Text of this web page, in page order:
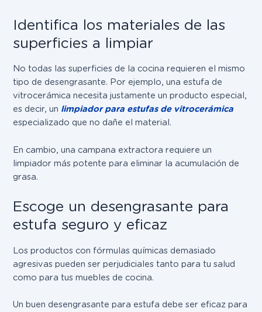
Identifica los materiales de las
superficies a limpiar
No todas las superficies de la cocina requieren el mismo
tipo de desengrasante. Por ejemplo, una estufa de
vitrocerámica necesita justamente un producto especial,
es decir, un limpiador para estufas de vitrocerámica
especializado que no dañe el material.
En cambio, una campana extractora requiere un
limpiador más potente para eliminar la acumulación de
grasa.
Escoge un desengrasante para
estufa seguro y eficaz
Los productos con fórmulas químicas demasiado
agresivas pueden ser perjudiciales tanto para tu salud
como para tus muebles de cocina.
Un buen desengrasante para estufa debe ser eficaz para